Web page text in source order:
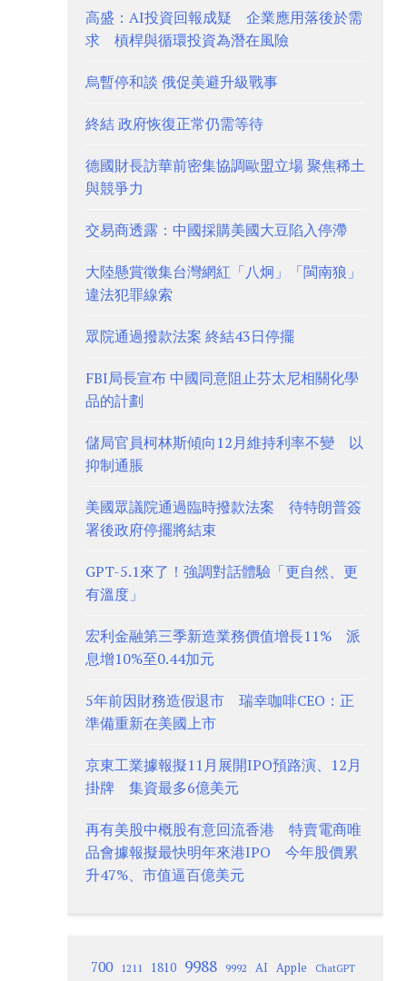
高盛：AI投資回報成疑 企業應用落後於需
求 槓桿與循環投資為潛在風險
烏暫停和談 俄促美避升級戰事
終結 政府恢復正常仍需等待
德國財長訪華前密集協調歐盟立場 聚焦稀土
與競爭力
交易商透露：中國採購美國大豆陷入停滯
大陸懸賞徵集台灣網紅「八炯」「閩南狼」
違法犯罪線索
眾院通過撥款法案 終結43日停擺
FBI局長宣布 中國同意阻止芬太尼相關化學
品的計劃
儲局官員柯林斯傾向12月維持利率不變 以
抑制通脹
美國眾議院通過臨時撥款法案 待特朗普簽
署後政府停擺將結束
GPT-5.1來了！強調對話體驗「更自然、更
有溫度」
宏利金融第三季新造業務價值增長11% 派
息增10%至0.44加元
5年前因財務造假退市 瑞幸咖啡CEO：正
準備重新在美國上市
京東工業據報擬11月展開IPO預路演、12月
掛牌 集資最多6億美元
再有美股中概股有意回流香港 特賣電商唯
品會據報擬最快明年來港IPO 今年股價累
升47%、市值逼百億美元
700 1211 1810 9988 9992 AI Apple ChatGPT